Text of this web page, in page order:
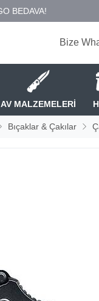
Bize
AV MALZEMELERİ
Bıçaklar & Çakılar